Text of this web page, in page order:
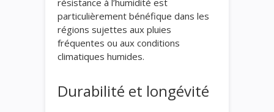
particulièrement bénéfique dans les
régions sujettes aux pluies
fréquentes ou aux conditions
climatiques humides.
Durabilité et longévité